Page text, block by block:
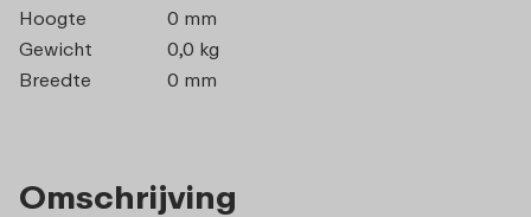
Omschrijving
Hoogte
0 mm
Gewicht
0,0 kg
Breedte
0 mm